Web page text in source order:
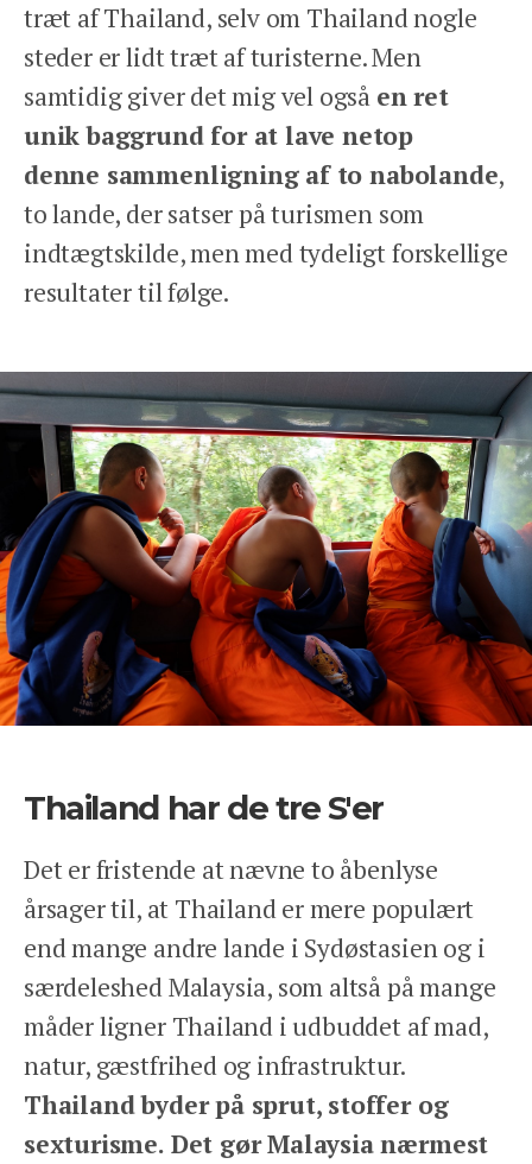
træt af Thailand, selv om Thailand nogle
steder er lidt træt af turisterne. Men
samtidig giver det mig vel også en ret
unik baggrund for at lave netop
denne sammenligning af to nabolande,
to lande, der satser på turismen som
indtægtskilde, men med tydeligt forskellige
resultater til følge.
Thailand har de tre S'er
Det er fristende at nævne to åbenlyse
årsager til, at Thailand er mere populært
end mange andre lande i Sydøstasien og i
særdeleshed Malaysia, som altså på mange
måder ligner Thailand i udbuddet af mad,
natur, gæstfrihed og infrastruktur.
Thailand byder på sprut, stoffer og
sexturisme. Det gør Malaysia nærmest